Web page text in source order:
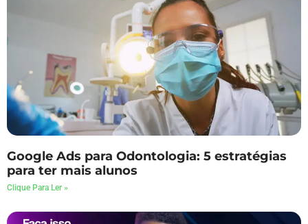
Google Ads para Odontologia: 5 estratégias
para ter mais alunos
Clique Para Ler »